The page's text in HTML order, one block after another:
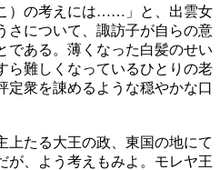
）の考えには……」と、出雲女
さについて、諏訪子が自らの意
である。薄くなった白髪のせい
ら難しくなっているひとりの老
定衆を諌めるような穏やかな口
上たる大王の政、東国の地にて
が、よう考えもみよ。モレヤ王